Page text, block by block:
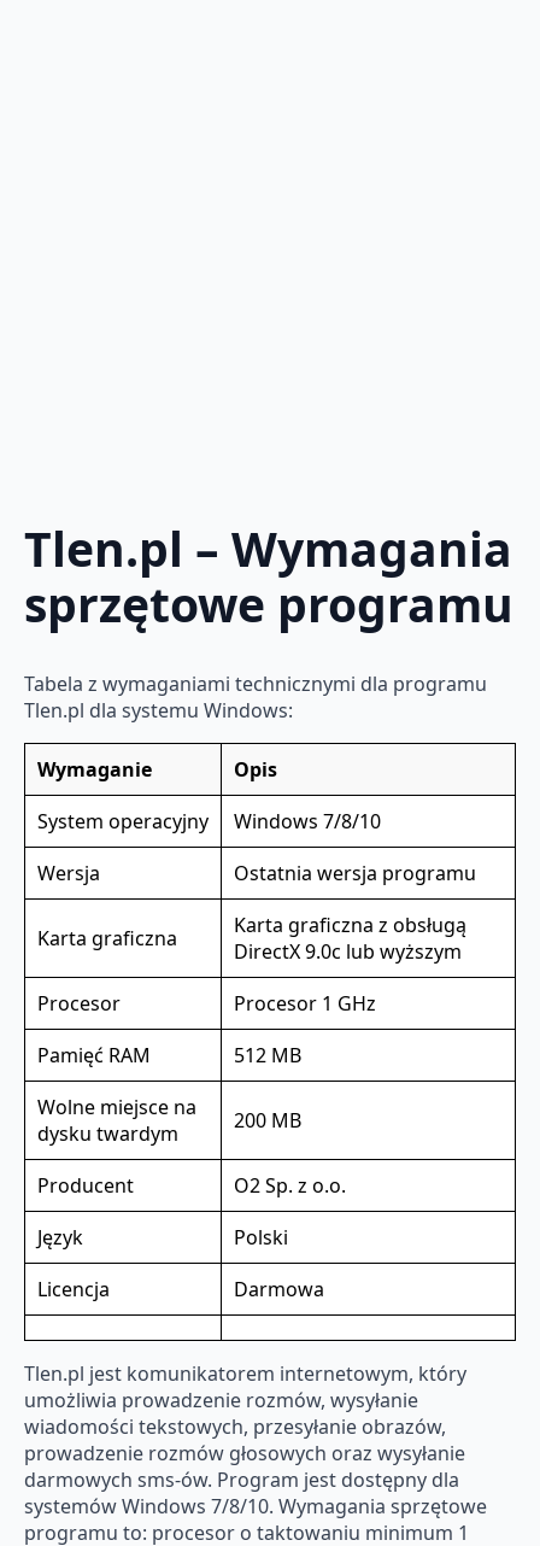
Tlen.pl – Wymagania
sprzętowe programu
Tabela z wymaganiami technicznymi dla programu
Tlen.pl dla systemu Windows:
Wymaganie
Opis
System operacyjny
Windows 7/8/10
Wersja
Ostatnia wersja programu
Karta graficzna
Karta graficzna z obsługą
DirectX 9.0c lub wyższym
Procesor
Procesor 1 GHz
Pamięć RAM
512 MB
Wolne miejsce na
dysku twardym
200 MB
Producent
O2 Sp. z o.o.
Język
Polski
Licencja
Darmowa
Tlen.pl jest komunikatorem internetowym, który
umożliwia prowadzenie rozmów, wysyłanie
wiadomości tekstowych, przesyłanie obrazów,
prowadzenie rozmów głosowych oraz wysyłanie
darmowych sms-ów. Program jest dostępny dla
systemów Windows 7/8/10. Wymagania sprzętowe
programu to: procesor o taktowaniu minimum 1